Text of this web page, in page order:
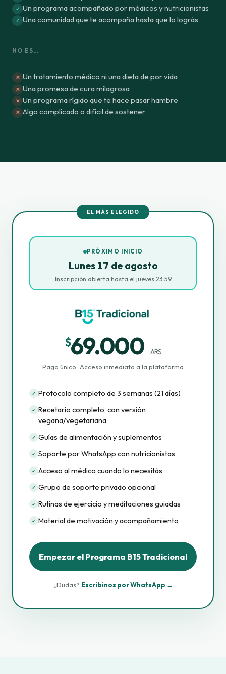
✓ Un programa acompañado por médicos y nutricionistas
✓ Una comunidad que te acompaña hasta que lo lográs
NO ES…
✕ Un tratamiento médico ni una dieta de por vida
✕ Una promesa de cura milagrosa
✕ Un programa rígido que te hace pasar hambre
✕ Algo complicado o difícil de sostener
EL MÁS ELEGIDO
PRÓXIMO INICIO
Lunes 17 de agosto
Inscripción abierta hasta el jueves 23:59
$69.000 ARS
Pago único · Acceso inmediato a la plataforma
✓ Protocolo completo de 3 semanas (21 días)
✓ Recetario completo, con versión
vegana/vegetariana
✓ Guías de alimentación y suplementos
✓ Soporte por WhatsApp con nutricionistas
✓ Acceso al médico cuando lo necesitás
✓ Grupo de soporte privado opcional
✓ Rutinas de ejercicio y meditaciones guiadas
✓ Material de motivación y acompañamiento
Empezar el Programa B15 Tradicional
¿Dudas? Escribinos por WhatsApp →